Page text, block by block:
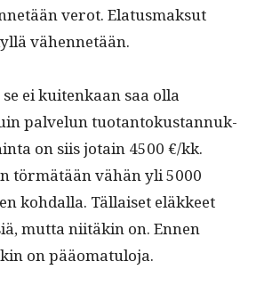
verot. Ela­tus­mak­sut
vähennetään.
ei kuitenkaan saa olla
palvelun tuotan­tokus­tan­nuk­
on siis jotain 4500 €/kk.
tör­mätään vähän yli 5000
kohdal­la. Täl­laiset eläk­keet
mut­ta niitäkin on. Ennen
on pääomatuloja.